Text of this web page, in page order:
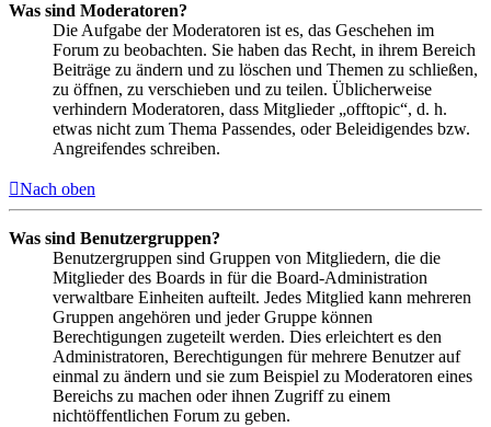
Was sind Moderatoren?
Die Aufgabe der Moderatoren ist es, das Geschehen im
Forum zu beobachten. Sie haben das Recht, in ihrem Bereich
Beiträge zu ändern und zu löschen und Themen zu schließen,
zu öffnen, zu verschieben und zu teilen. Üblicherweise
verhindern Moderatoren, dass Mitglieder „offtopic“, d. h.
etwas nicht zum Thema Passendes, oder Beleidigendes bzw.
Angreifendes schreiben.
Nach oben
Was sind Benutzergruppen?
Benutzergruppen sind Gruppen von Mitgliedern, die die
Mitglieder des Boards in für die Board-Administration
verwaltbare Einheiten aufteilt. Jedes Mitglied kann mehreren
Gruppen angehören und jeder Gruppe können
Berechtigungen zugeteilt werden. Dies erleichtert es den
Administratoren, Berechtigungen für mehrere Benutzer auf
einmal zu ändern und sie zum Beispiel zu Moderatoren eines
Bereichs zu machen oder ihnen Zugriff zu einem
nichtöffentlichen Forum zu geben.